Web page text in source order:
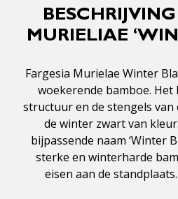
MURIELIAE
Fargesia Murielae Winter
woekerende bamboe. Het
structuur en de stengels van
de winter zwart van
bijpassende naam ‘Winter
sterke en winterharde
eisen aan de